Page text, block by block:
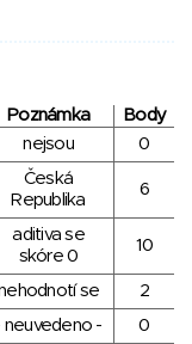
Poznámka
Body
nejsou 0
Česká
Republika
6
aditiva se
skóre 0
10
se
2
neuvedeno -
0